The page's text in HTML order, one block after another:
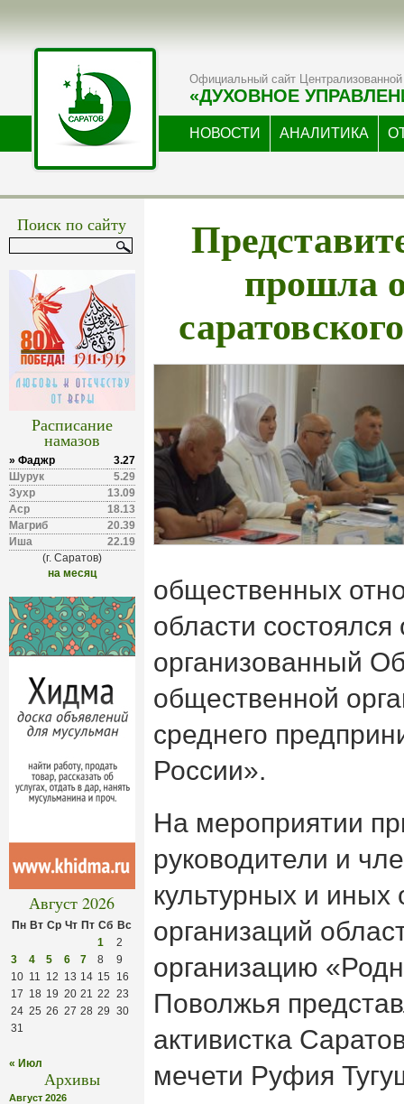
Официальный сайт Централизованной
«ДУХОВНОЕ
НОВОСТИ АНАЛИТИКА
Поиск по сайту
Расписание
намазов
» Фаджр
3.27
Шурук
5.29
Зухр
13.09
Аср
18.13
Магриб
20.39
Иша
22.19
(г. Саратов)
на месяц
Август 2026
Пн Вт Ср Чт Пт Сб Вс
1
2
3
4 5 6 7 8
9
10 11 12 13 14 15
16
17 18 19 20 21 22 23
24 25 26 27 28 29 30
31
« Июл
Архивы
Август 2026
прошла
общественных
области
организованный
общественной
среднего
России».
На мероприятии
руководители и
культурных и
организаций
организацию
Поволжья
активистка
мечети Руфия